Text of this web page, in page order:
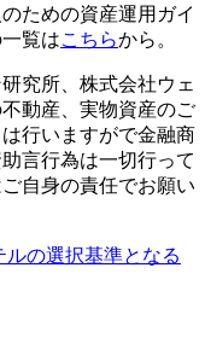
ための資産運用ガイ
覧はこちらから。
究所、株式会社ウェ
動産、実物資産のご
行いますがで金融商
言行為は一切行って
自身の責任でお願い
ルの選択基準となる